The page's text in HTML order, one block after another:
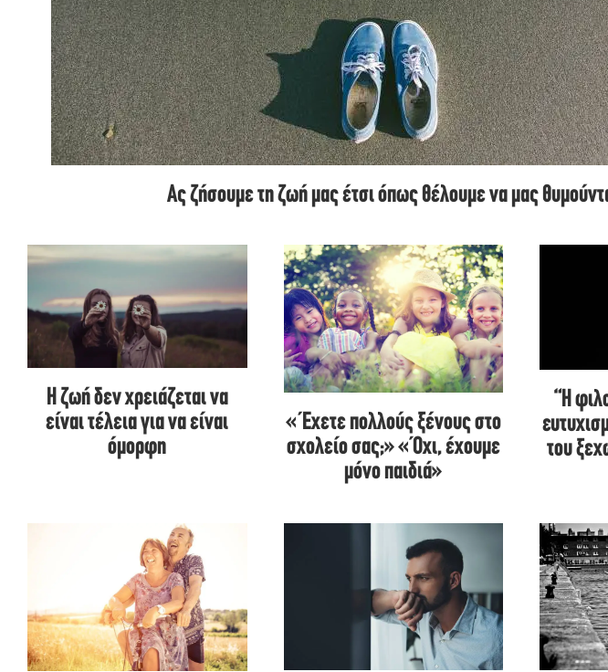
Ας ζήσουμε τη ζωή μας έτσι όπως θέλουμε να μας
Η ζωή δεν χρειάζεται να
είναι τέλεια για να είναι
όμορφη
«Έχετε πολλούς ξένους στο
σχολείο σας;» «Όχι, έχουμε
μόνο παιδιά»
“Η
του